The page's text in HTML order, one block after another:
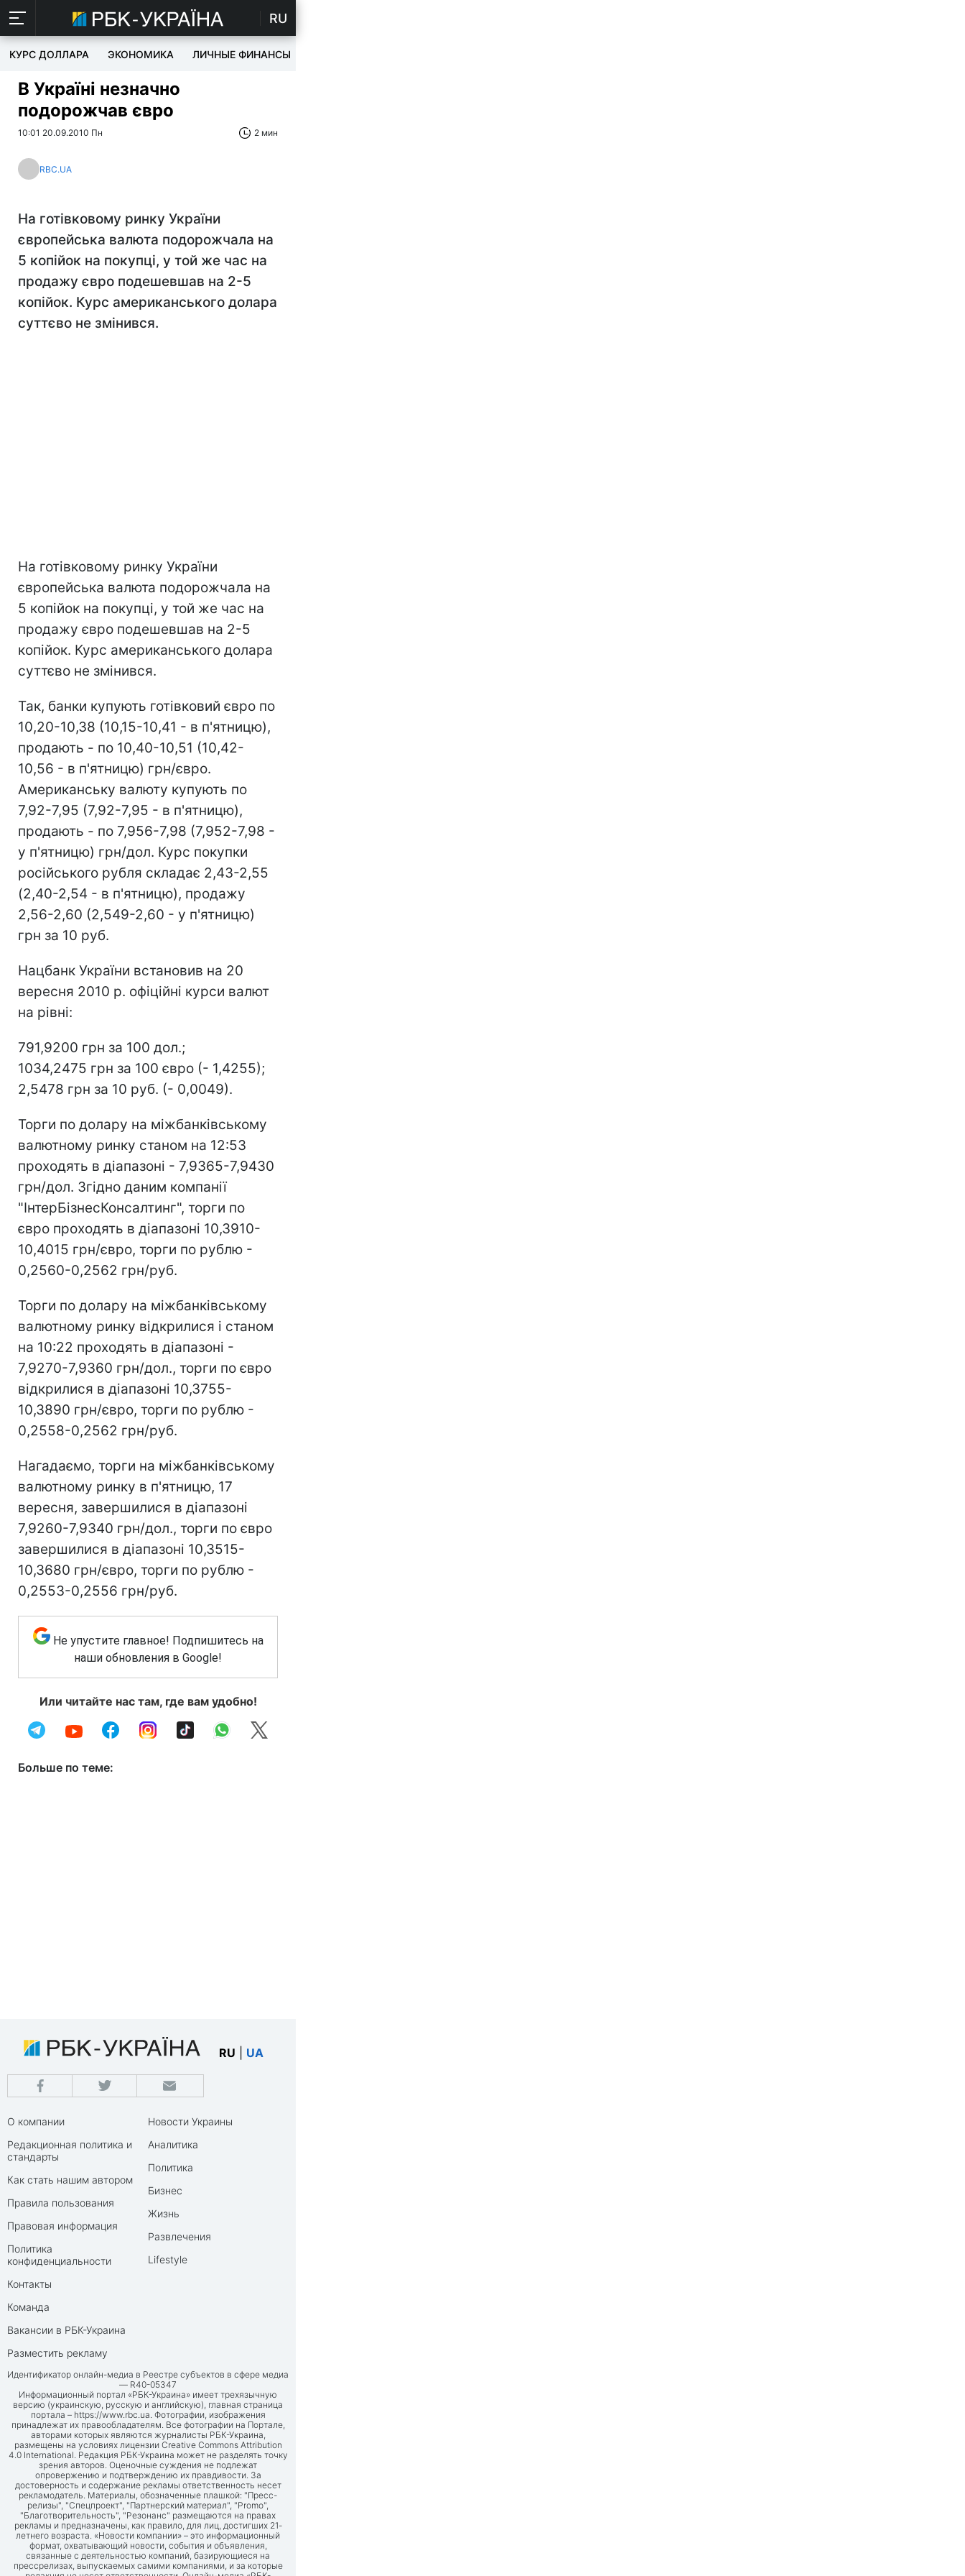
RU
КУРС ДОЛЛАРА ЭКОНОМИКА ЛИЧНЫЕ ФИНАНСЫ
В Україні незначно
подорожчав євро
10:01 20.09.2010 Пн 2 мин
RBC.UA
На готівковому ринку України
європейська валюта подорожчала на
5 копійок на покупці, у той же час на
продажу євро подешевшав на 2-5
копійок. Курс американського долара
суттєво не змінився.
На готівковому ринку України
європейська валюта подорожчала на
5 копійок на покупці, у той же час на
продажу євро подешевшав на 2-5
копійок. Курс американського долара
суттєво не змінився.
Так, банки купують готівковий євро по
10,20-10,38 (10,15-10,41 - в п'ятницю),
продають - по 10,40-10,51 (10,42-
10,56 - в п'ятницю) грн/євро.
Американську валюту купують по
7,92-7,95 (7,92-7,95 - в п'ятницю),
продають - по 7,956-7,98 (7,952-7,98 -
у п'ятницю) грн/дол. Курс покупки
російського рубля складає 2,43-2,55
(2,40-2,54 - в п'ятницю), продажу
2,56-2,60 (2,549-2,60 - у п'ятницю)
грн за 10 руб.
Нацбанк України встановив на 20
вересня 2010 р. офіційні курси валют
на рівні:
791,9200 грн за 100 дол.;
1034,2475 грн за 100 євро (- 1,4255);
2,5478 грн за 10 руб. (- 0,0049).
Торги по долару на міжбанківському
валютному ринку станом на 12:53
проходять в діапазоні - 7,9365-7,9430
грн/дол. Згідно даним компанії
"ІнтерБізнесКонсалтинг", торги по
євро проходять в діапазоні 10,3910-
10,4015 грн/євро, торги по рублю -
0,2560-0,2562 грн/руб.
Торги по долару на міжбанківському
валютному ринку відкрилися і станом
на 10:22 проходять в діапазоні -
7,9270-7,9360 грн/дол., торги по євро
відкрилися в діапазоні 10,3755-
10,3890 грн/євро, торги по рублю -
0,2558-0,2562 грн/руб.
Нагадаємо, торги на міжбанківському
валютному ринку в п'ятницю, 17
вересня, завершилися в діапазоні
7,9260-7,9340 грн/дол., торги по євро
завершилися в діапазоні 10,3515-
10,3680 грн/євро, торги по рублю -
0,2553-0,2556 грн/руб.
Не упустите главное! Подпишитесь на
наши обновления в Google!
Или читайте нас там, где вам удобно!
Больше по теме:
RU UA
О компании
Редакционная политика и
стандарты
Как стать нашим автором
Правила пользования
Правовая информация
Политика
конфиденциальности
Контакты
Команда
Вакансии в РБК-Украина
Разместить рекламу
Новости Украины
Аналитика
Политика
Бизнес
Жизнь
Развлечения
Lifestyle
Идентификатор онлайн-медиа в Реестре субъектов в сфере медиа
— R40-05347
Информационный портал «РБК-Украина» имеет трехязычную
версию (украинскую, русскую и английскую), главная страница
портала – https://www.rbc.ua. Фотографии, изображения
принадлежат их правообладателям. Все фотографии на Портале,
авторами которых являются журналисты РБК-Украина,
размещены на условиях лицензии Creative Commons Attribution
4.0 International. Редакция РБК-Украина может не разделять точку
зрения авторов. Оценочные суждения не подлежат
опровержению и подтверждению их правдивости. За
достоверность и содержание рекламы ответственность несет
рекламодатель. Материалы, обозначенные плашкой: "Пресс-
релизы", "Спецпроект", "Партнерский материал", "Promo",
"Благотворительность", "Резонанс" размещаются на правах
рекламы и предназначены, как правило, для лиц, достигших 21-
летнего возраста. «Новости компании» – это информационный
формат, охватывающий новости, события и объявления,
связанные с деятельностью компаний, базирующиеся на
прессрелизах, выпускаемых самими компаниями, и за которые